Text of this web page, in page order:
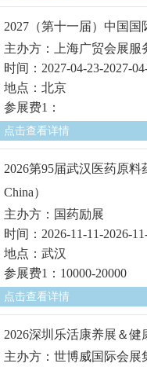
2027（第十一届）中国
主办方：上海广贸会展服
时间：2027-04-23-2027-
地点：北京
参展费1：
点击查看详情
2026第95届武汉医药原
China）
主办方：国药励展
时间：2026-11-11-2026-
地点：武汉
参展费1：10000-20000
点击查看详情
2026深圳乐活康养展＆
主办方：世博威国际会展